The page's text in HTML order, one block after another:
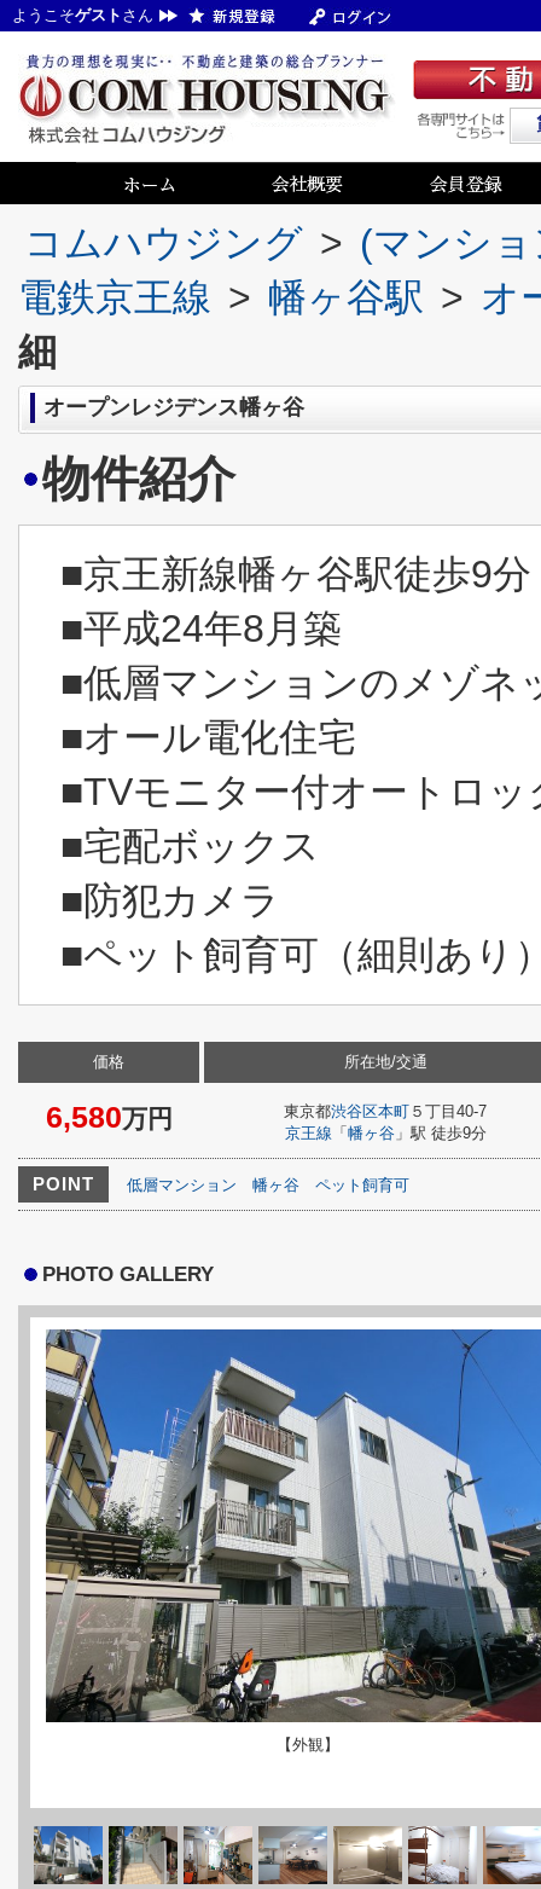
ようこそゲスト さん
コムハウジング > (マンシ
電鉄京王線 > 幡ヶ谷駅 > オ
細
オープンレジデンス幡ヶ谷
物件紹介
■京王新線幡ヶ谷駅徒歩9分
■平成24年8月築
■低層マンションのメゾネ
■オール電化住宅
■TVモニター付オートロッ
■宅配ボックス
■防犯カメラ
■ペット飼育可（細則あり
価格
6,580万円
所在地/交通
東京都渋谷区本町 ５丁目40-7
京王線 「 幡ヶ谷」駅 徒歩9分
POINT 低層マンション 幡ヶ谷 ペット飼育可
PHOTO GALLERY
【外観】